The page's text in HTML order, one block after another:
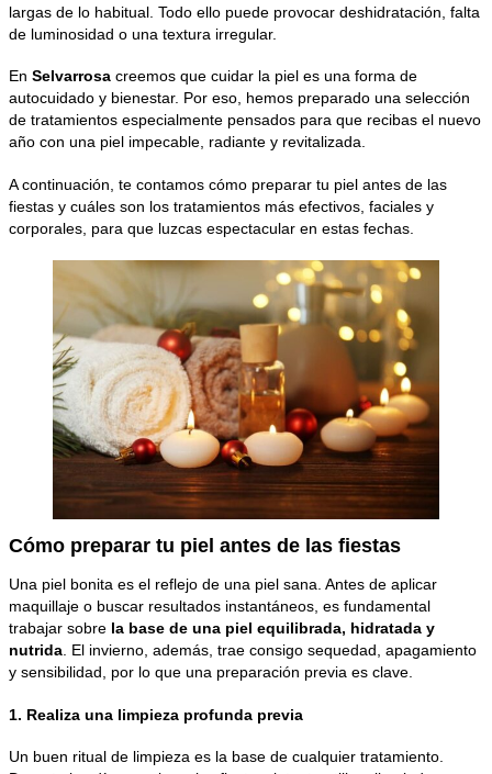
largas de lo habitual. Todo ello puede provocar deshidratación, falta
de luminosidad o una textura irregular.
En Selvarrosa creemos que cuidar la piel es una forma de
autocuidado y bienestar. Por eso, hemos preparado una selección
de tratamientos especialmente pensados para que recibas el nuevo
año con una piel impecable, radiante y revitalizada.
A continuación, te contamos cómo preparar tu piel antes de las
fiestas y cuáles son los tratamientos más efectivos, faciales y
corporales, para que luzcas espectacular en estas fechas.
Cómo preparar tu piel antes de las fiestas
Una piel bonita es el reflejo de una piel sana. Antes de aplicar
maquillaje o buscar resultados instantáneos, es fundamental
trabajar sobre la base de una piel equilibrada, hidratada y
nutrida . El invierno, además, trae consigo sequedad, apagamiento
y sensibilidad, por lo que una preparación previa es clave.
1. Realiza una limpieza profunda previa
Un buen ritual de limpieza es la base de cualquier tratamiento.